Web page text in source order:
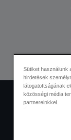
Sütiket használunk
hirdetések
látogatottságának
közösségi média
partnereinkkel.